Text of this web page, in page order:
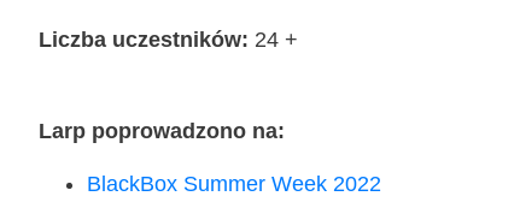
Licz­ba uczest­ni­ków: 24 +
Larp popro­wa­dzo­no na:
Black­Box Sum­mer Week 2022